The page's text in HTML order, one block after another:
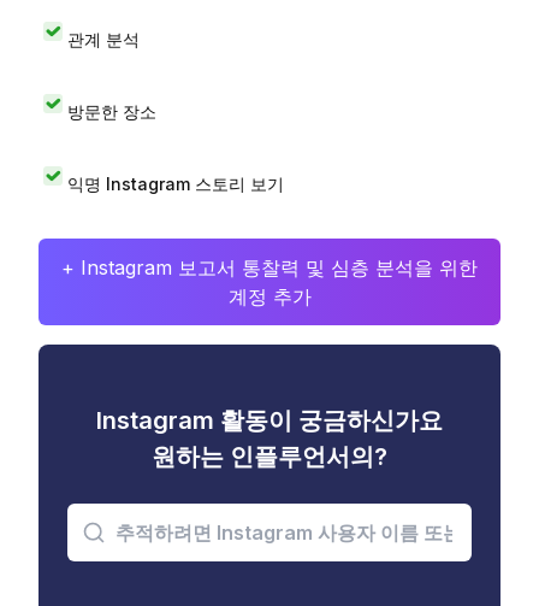
관계 분석
방문한 장소
익명 Instagram 스토리 보기
+ Instagram 보고서 통찰력 및 심층 분석을 위한
계정 추가
Instagram 활동이 궁금하신가요
원하는 인플루언서의?